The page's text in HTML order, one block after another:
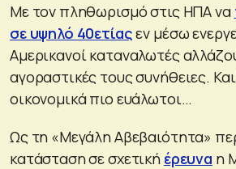
Με τον πληθωρισμό στις ΗΠΑ να
σε υψηλό 40ετίαςεν μέσω
Αμερικανοί καταναλωτές
αγοραστικές τους συνήθειες.
οικονομικά πιο ευάλωτοι…
Ως τη «Μεγάλη Αβεβαιότητα»
κατάσταση σε σχετική έρευνα η